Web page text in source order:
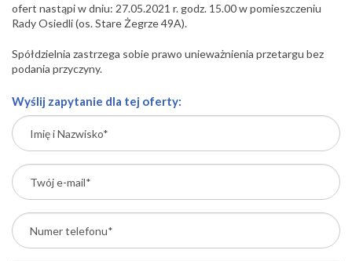
ofert nastąpi w dniu: 27.05.2021 r. godz. 15.00 w pomieszczeniu
Rady Osiedli (os. Stare Żegrze 49A).
Spółdzielnia zastrzega sobie prawo unieważnienia przetargu bez
podania przyczyny.
Wyślij zapytanie dla tej oferty: